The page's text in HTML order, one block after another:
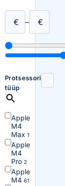
€ – €
Protsessori
tüüp
Apple
M4
Max 1
Apple
M4
Pro 2
Apple
M4 61